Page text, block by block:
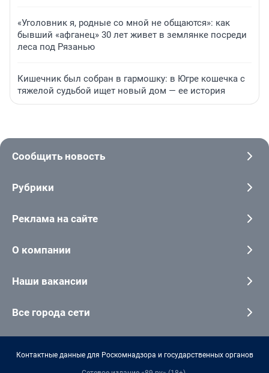
«Уголовник я, родные со мной не общаются»: как
бывший «афганец» 30 лет живет в землянке посреди
леса под Рязанью
Кишечник был собран в гармошку: в Югре кошечка с
тяжелой судьбой ищет новый дом — ее история
Сообщить новость
Рубрики
Реклама на сайте
О компании
Наши вакансии
Все города сети
Контактные данные для Роскомнадзора и государственных органов